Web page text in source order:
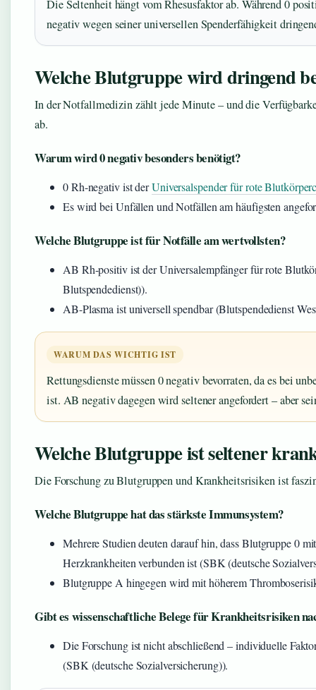
Die Seltenheit hängt vom Rhesusfaktor ab. Während 0
negativ wegen seiner universellen Spenderfähigkeit
Welche Blutgruppe wird dringend
In der Notfallmedizin zählt jede Minute – und die
ab.
Warum wird 0 negativ besonders benötigt?
0 Rh-negativ ist derUniversalspender für rote
Es wird bei Unfällen und Notfällen am häufigsten
Welche Blutgruppe ist für Notfälle am wertvollsten?
AB Rh-positiv ist der Universalempfänger für rote
Blutspendedienst)).
AB-Plasma ist universell spendbar (Blutspendedienst
WARUM DAS WICHTIG IST
Rettungsdienste müssen 0 negativ bevorraten, da es bei
ist. AB negativ dagegen wird seltener angefordert – aber
Welche Blutgruppe ist seltener
Die Forschung zu Blutgruppen und Krankheitsrisiken ist
Welche Blutgruppe hat das stärkste Immunsystem?
Mehrere Studien deuten darauf hin, dass Blutgruppe 0
Herzkrankheiten verbunden ist (SBK (deutsche
Blutgruppe A hingegen wird mit höherem
Gibt es wissenschaftliche Belege für Krankheitsrisiken
Die Forschung ist nicht abschließend – individuelle
(SBK (deutsche Sozialversicherung)).